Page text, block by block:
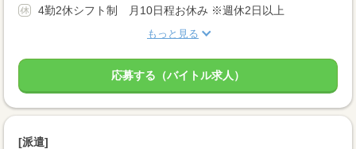
4勤2休シフト制 月10日程お休み ※週休2日以上
もっと見る
応募する（バイトル求人）
[派遣]